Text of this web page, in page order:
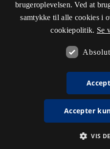
brugeroplevelsen. Ved at
samtykke til alle cookies i
cookiepolitik. Se
Accepter
VIS